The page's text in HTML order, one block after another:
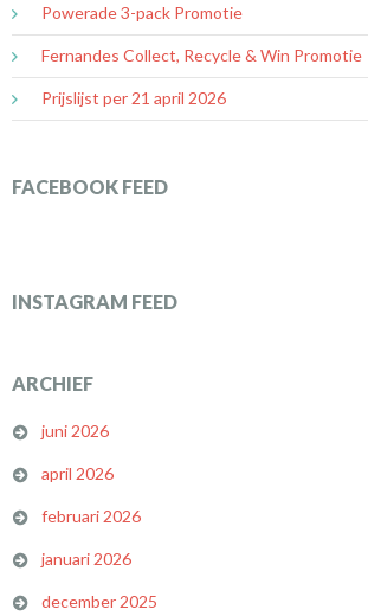
Powerade 3-pack Promotie
Fernandes Collect, Recycle & Win Promotie
Prijslijst per 21 april 2026
FACEBOOK FEED
INSTAGRAM FEED
ARCHIEF
juni 2026
april 2026
februari 2026
januari 2026
december 2025